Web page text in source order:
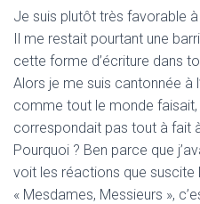
Je suis plutôt très favorable à
Il me restait pourtant une
cette forme d’écriture dans
Alors je me suis cantonnée à
comme tout le monde
correspondait pas tout à fait
Pourquoi ? Ben parce que
voit les réactions que suscite
« Mesdames, Messieurs »,